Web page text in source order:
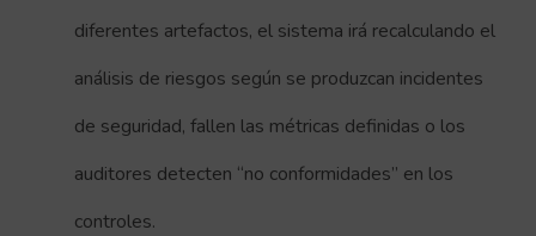
diferentes artefactos, el sistema irá recalculando el
análisis de riesgos según se produzcan incidentes
de seguridad, fallen las métricas definidas o los
auditores detecten “no conformidades” en los
controles.